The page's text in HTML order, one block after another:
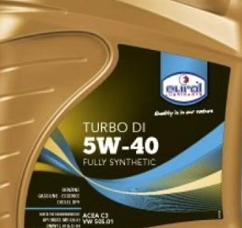
Poistotuotteet
Kausituotteet
Joulu
Joulu- ja kausivalot
Eläimet ja
tontut
Kyntteliköt
Valoketjut ja
kuusenvalot
Joulukoristeet
Kranssit ja
asetelmat